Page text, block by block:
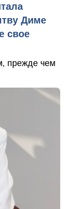
Диме
свое
прежде чем